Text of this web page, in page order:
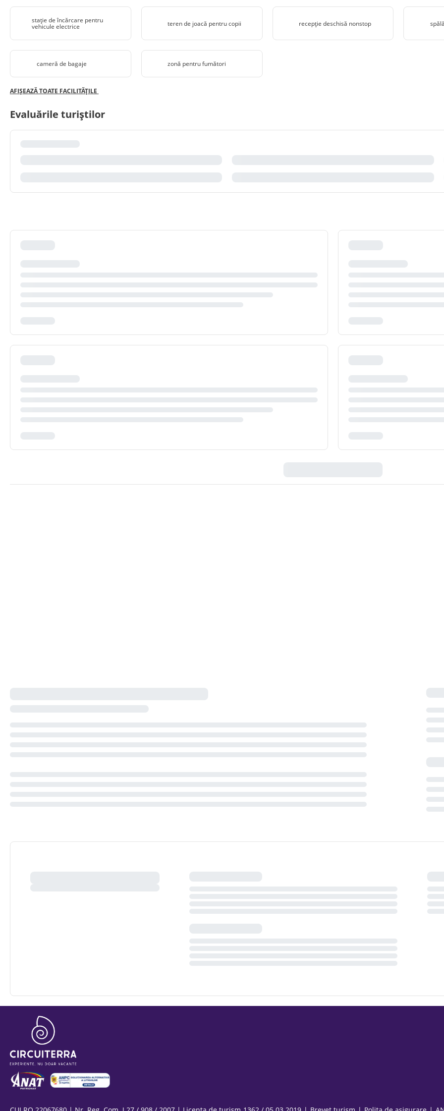
stație de încărcare pentru
vehicule electrice teren de joacă pentru copii recepţie deschisă nonstop
cameră de bagaje zonă pentru fumători
AFIȘEAZĂ TOATE FACILITĂȚILE
Evaluările turiștilor